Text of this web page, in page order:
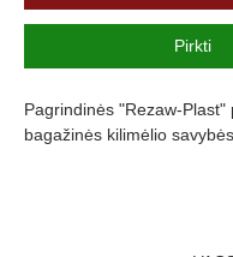
Pirkti
Pagrindinės "Rezaw-Plast"
bagažinės kilimėlio